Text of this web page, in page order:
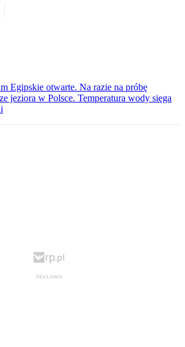
Egipskie otwarte. Na razie na próbę
jeziora w Polsce. Temperatura wody sięga